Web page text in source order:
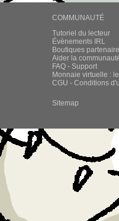
COMMUNAUTÉ
Tutoriel du lecteur
Évènements IRL
Boutiques
Aider la
FAQ - Support
Monnaie virtuelle :
CGU - Conditions
Sitemap